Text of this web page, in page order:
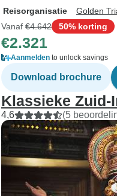
Reisorganisatie
Golden
Vanaf €4.642 50% korting
€2.321
Aanmelden to unlock savings
Download brochure
Klassieke
4,6 (5